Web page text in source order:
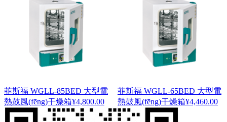
菲斯福 WGLL-85BED 大型電
熱鼓風(fēng)干燥箱¥4,800.00
菲斯福 WGLL-65BED 大型電
熱鼓風(fēng)干燥箱¥4,460.00